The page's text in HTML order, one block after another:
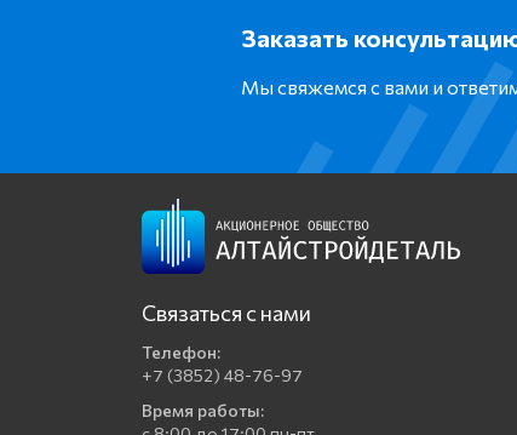
Заказать
Мы свяжемся с вами и
Связаться с нами
Телефон:
+7 (3852) 48-76-97
Время работы: